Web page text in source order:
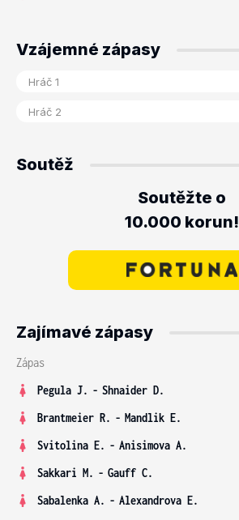
Vzájemné zápasy
Soutěž
Soutěžte o
10.000 korun!
Zajímavé zápasy
Zápas
Pegula J. - Shnaider D.
Brantmeier R. - Mandlik E.
Svitolina E. - Anisimova A.
Sakkari M. - Gauff C.
Sabalenka A. - Alexandrova E.